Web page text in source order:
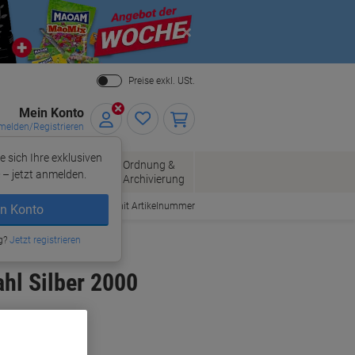
Close
Preise exkl. USt.
Mein Konto
Registrieren
sich Ihre exklusiven
jetzt anmelden.
Konto
Jetzt registrieren
Bürobedarf
Ordnung &
Archivierung
Bestellen mit Artikelnummer
Silber 2000